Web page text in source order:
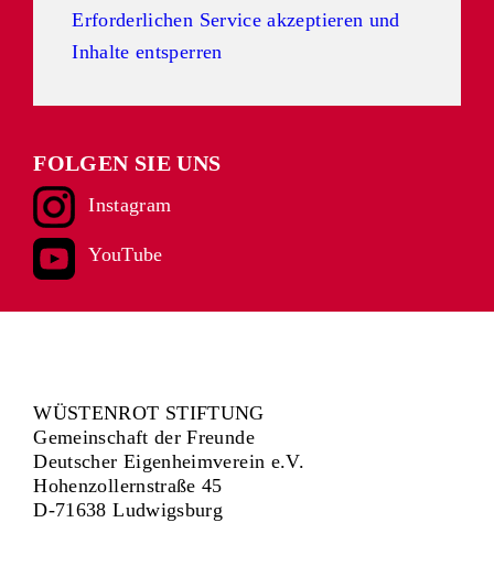
Erforderlichen Service akzeptieren und
Inhalte entsperren
FOLGEN SIE UNS
Instagram
YouTube
WÜSTENROT STIFTUNG
Gemeinschaft der Freunde
Deutscher Eigenheimverein e.V.
Hohenzollernstraße 45
D-71638 Ludwigsburg